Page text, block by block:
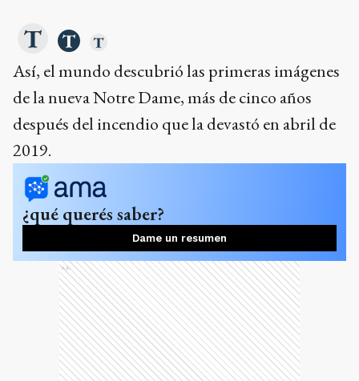
Así, el mundo descubrió las primeras imágenes
de la nueva Notre Dame, más de cinco años
después del incendio que la devastó en abril de
2019.
¿qué querés saber?
Dame un resumen
Ads